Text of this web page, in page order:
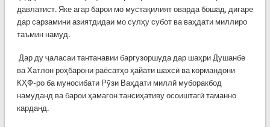
давлатист. Яке агар барои мо мустақилият оварда бошад, дигаре
дар сарзамини азиятдидаи мо сулҳу субот ва ваҳдати миллиро
таъмин намуд.
Дар ду ҷаласаи тантанавии баргузоршуда дар шаҳри Душанбе
ва Хатлон роҳбарони раёсатҳо ҳайати шахсӣ ва кормандони
КҲФ-ро ба муносибати Рӯзи Ваҳдати миллӣ муборакбод
намуданд ва барои ҳамагон тансиҳативу осоиштагӣ таманно
карданд.